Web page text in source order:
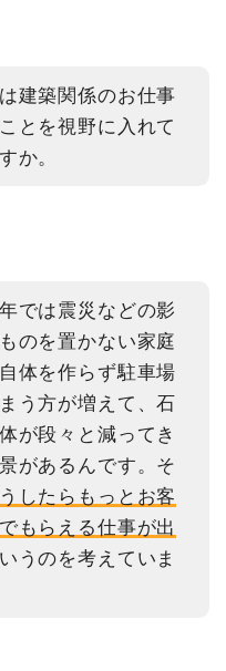
建築関係のお仕事
とを視野に入れて
か。
では震災などの影
のを置かない家庭
体を作らず駐車場
う方が増えて、石
が段々と減ってき
があるんです。そ
したらもっとお客
もらえる仕事が出
うのを考えていま